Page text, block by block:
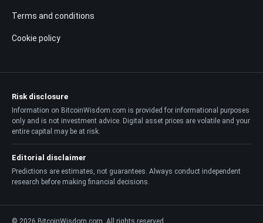
Terms and conditions
Cookie policy
Risk disclosure
Information on BitcoinWisdom.com is provided for informational purposes
only and is not investment advice. Digital asset prices are volatile and your
entire capital may be at risk.
Editorial disclaimer
Predictions are estimates, not guarantees. Always conduct independent
research before making financial decisions.
© 2026 BitcoinWisdom.com. All rights reserved.